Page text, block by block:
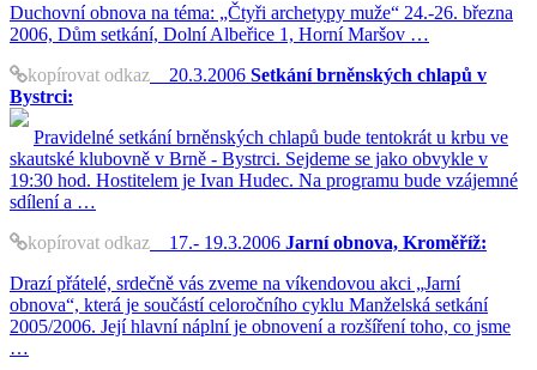
Duchovní obnova na téma: „Čtyři archetypy muže“ 24.-26. března
2006, Dům setkání, Dolní Albeřice 1, Horní Maršov …
kopírovat odkaz 20.3.2006 Setkání brněnských chlapů v
Bystrci:
Pravidelné setkání brněnských chlapů bude tentokrát u krbu ve
skautské klubovně v Brně - Bystrci. Sejdeme se jako obvykle v
19:30 hod. Hostitelem je Ivan Hudec. Na programu bude vzájemné
sdílení a …
kopírovat odkaz 17.- 19.3.2006 Jarní obnova, Kroměříž:
Drazí přátelé, srdečně vás zveme na víkendovou akci „Jarní
obnova“, která je součástí celoročního cyklu Manželská setkání
2005/2006. Její hlavní náplní je obnovení a rozšíření toho, co jsme
…